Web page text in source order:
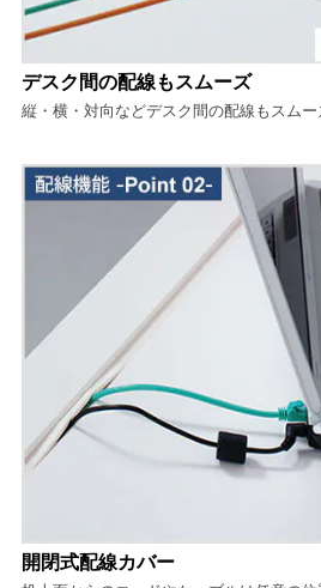
デスク間の配線もスムーズ
縦・横・対向などデスク間の配線もスムー
開閉式配線カバー